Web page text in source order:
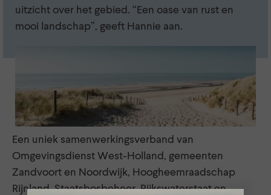
uitzicht over het gebied. “Een oase van rust en
mooi landschap”, geeft Hannie aan.
Een uniek samenwerkingsverband van
Omgevingsdienst West-Holland, gemeenten
Zandvoort en Noordwijk, Hoogheemraadschap
Rijnland, Staatsbosbeheer, Rijkswaterstaat en